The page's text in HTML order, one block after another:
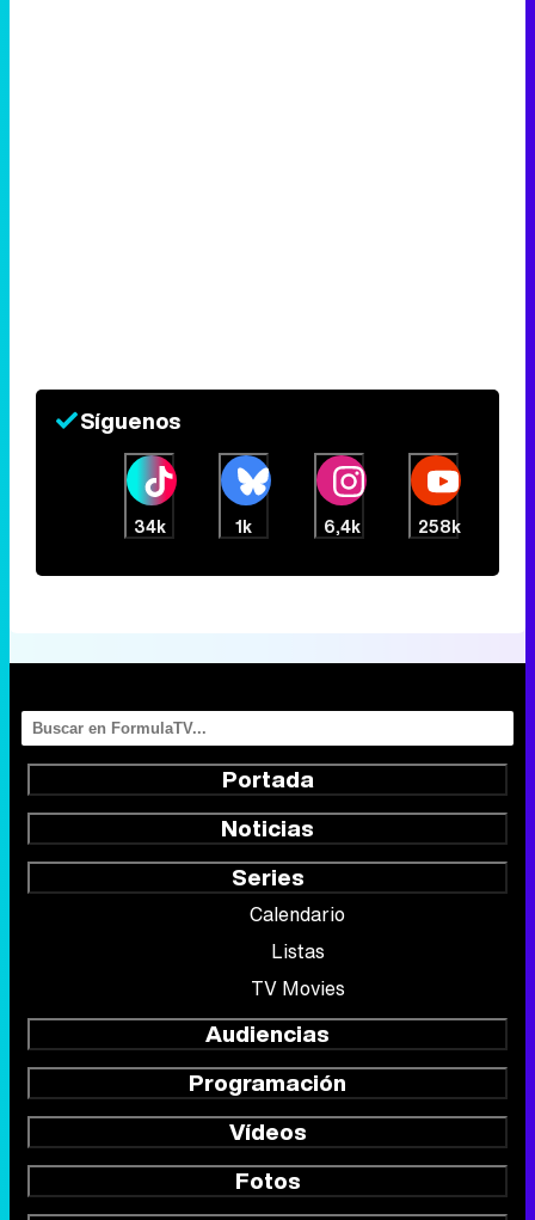
Síguenos
34k 1k 6,4k 258k
Portada
Noticias
Series
Calendario
Listas
TV Movies
Audiencias
Programación
Vídeos
Fotos